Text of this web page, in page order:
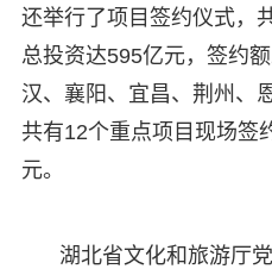
还举行了项目签约仪式，
总投资达595亿元，签约
汉、襄阳、宜昌、荆州、
共有12个重点项目现场签
元。
湖北省文化和旅游厅